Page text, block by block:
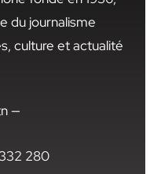
du journalisme
culture et actualité
—
332 280